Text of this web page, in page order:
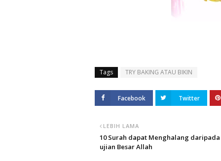
Tags TRY BAKING ATAU BIKIN
Facebook Twitter
LEBIH LAMA
‎10 Surah dapat Menghalang daripada
ujian Besar Allah